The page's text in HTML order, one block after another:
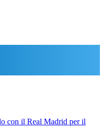
con il Real Madrid per il